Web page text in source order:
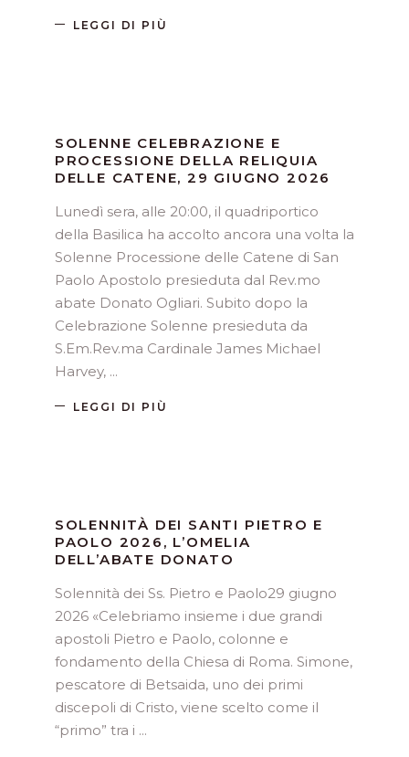
LEGGI DI PIÙ
SOLENNE CELEBRAZIONE E
PROCESSIONE DELLA RELIQUIA
DELLE CATENE, 29 GIUGNO 2026
Lunedì sera, alle 20:00, il quadriportico
della Basilica ha accolto ancora una volta la
Solenne Processione delle Catene di San
Paolo Apostolo presieduta dal Rev.mo
abate Donato Ogliari. Subito dopo la
Celebrazione Solenne presieduta da
S.Em.Rev.ma Cardinale James Michael
Harvey,
LEGGI DI PIÙ
SOLENNITÀ DEI SANTI PIETRO E
PAOLO 2026, L’OMELIA
DELL’ABATE DONATO
Solennità dei Ss. Pietro e Paolo29 giugno
2026 «Celebriamo insieme i due grandi
apostoli Pietro e Paolo, colonne e
fondamento della Chiesa di Roma. Simone,
pescatore di Betsaida, uno dei primi
discepoli di Cristo, viene scelto come il
“primo” tra i